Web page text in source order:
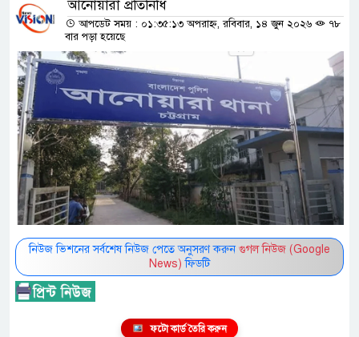
আনোয়ারা প্রতিনিধি
আপডেট সময় : ০১:৩৫:১৩ অপরাহ্ন, রবিবার, ১৪ জুন ২০২৬
৭৮
বার পড়া হয়েছে
নিউজ ভিশনের সর্বশেষ নিউজ পেতে অনুসরণ করুন গুগল নিউজ (Google
News) ফিডটি
ফটো কার্ড তৈরি করুন